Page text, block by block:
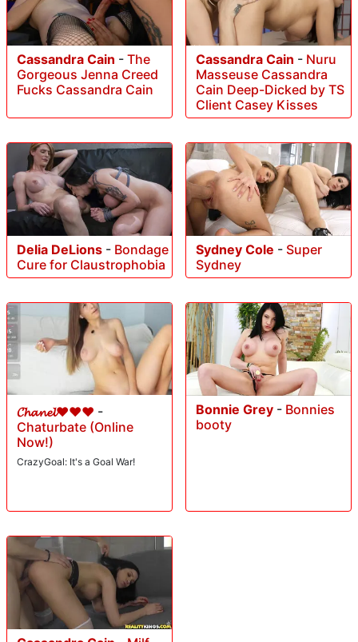
Cassandra Cain - The
Gorgeous Jenna Creed
Fucks Cassandra Cain
Cassandra Cain - Nuru
Masseuse Cassandra
Cain Deep-Dicked by TS
Client Casey Kisses
Delia DeLions - Bondage
Cure for Claustrophobia
Sydney Cole - Super
Sydney
𝓒𝓱𝓪𝓷𝓮𝓵❤️❤️❤️ -
Chaturbate (Online
Now!)
CrazyGoal: It's a Goal War!
Bonnie Grey - Bonnies
booty